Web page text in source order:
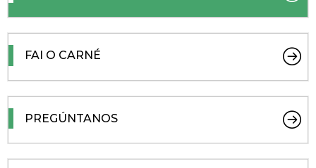
FAI O CARNÉ
PREGÚNTANOS